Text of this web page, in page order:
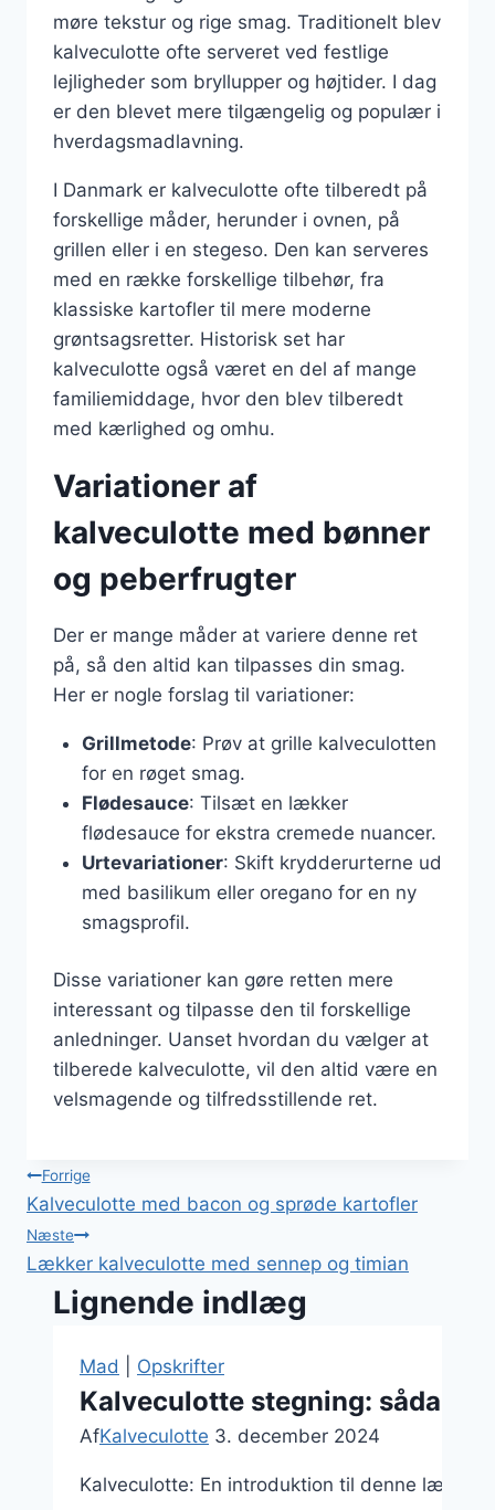
møre tekstur og rige smag. Traditionelt blev
kalveculotte ofte serveret ved festlige
lejligheder som bryllupper og højtider. I dag
er den blevet mere tilgængelig og populær i
hverdagsmadlavning.
I Danmark er kalveculotte ofte tilberedt på
forskellige måder, herunder i ovnen, på
grillen eller i en stegeso. Den kan serveres
med en række forskellige tilbehør, fra
klassiske kartofler til mere moderne
grøntsagsretter. Historisk set har
kalveculotte også været en del af mange
familiemiddage, hvor den blev tilberedt
med kærlighed og omhu.
Variationer af
kalveculotte med bønner
og peberfrugter
Der er mange måder at variere denne ret
på, så den altid kan tilpasses din smag.
Her er nogle forslag til variationer:
Grillmetode: Prøv at grille kalveculotten
for en røget smag.
Flødesauce: Tilsæt en lækker
flødesauce for ekstra cremede nuancer.
Urtevariationer: Skift krydderurterne ud
med basilikum eller oregano for en ny
smagsprofil.
Disse variationer kan gøre retten mere
interessant og tilpasse den til forskellige
anledninger. Uanset hvordan du vælger at
tilberede kalveculotte, vil den altid være en
velsmagende og tilfredsstillende ret.
Indlægsnavigation
Forrige
Kalveculotte med bacon og sprøde kartofler
Næste
Lækker kalveculotte med sennep og timian
Lignende indlæg
Mad Opskrifter
Kalveculotte stegning: sådan
AfKalveculotte 3. december 2024
Kalveculotte: En introduktion til denne lækre